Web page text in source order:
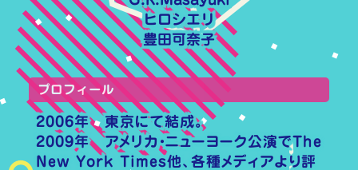
ヒロシエリ
豊田可奈子
プロフィール
2006年 東京にて結成。
2009年 アメリカ・ニューヨーク公演でThe
New York Times他、各種メディアより評